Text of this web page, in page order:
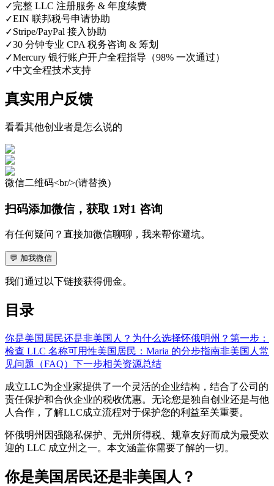
✓完整 LLC 注册服务 & 年度续费
✓EIN 联邦税号申请协助
✓Stripe/PayPal 接入协助
✓30 分钟专业 CPA 税务咨询 & 筹划
✓Mercury 银行账户开户全程指导（98% 一次通过）
✓中文全程技术支持
真实用户反馈
看看其他创业者是怎么说的
微信二维码<br/>(请替换)
扫码添加微信，获取 1对1 咨询
有任何疑问？直接加微信聊聊，我来帮你避坑。
💬 加我微信
我们通过以下链接获得佣金。
目录
你是美国居民还是非美国人？ 为什么选择怀俄明州？ 第一步：
检查 LLC 名称可用性美国居民：Maria 的分步指南非美国人 常
见问题（FAQ） 下一步相关资源总结
成立LLC为企业家提供了一个灵活的企业结构，结合了公司的
责任保护和合伙企业的税收优惠。无论您是独自创业还是与他
人合作，了解LLC成立流程对于保护您的利益至关重要。
怀俄明州因强隐私保护、无州所得税、规章友好而成为最受欢
迎的 LLC 成立州之一。本文涵盖你需要了解的一切。
你是美国居民还是非美国人？